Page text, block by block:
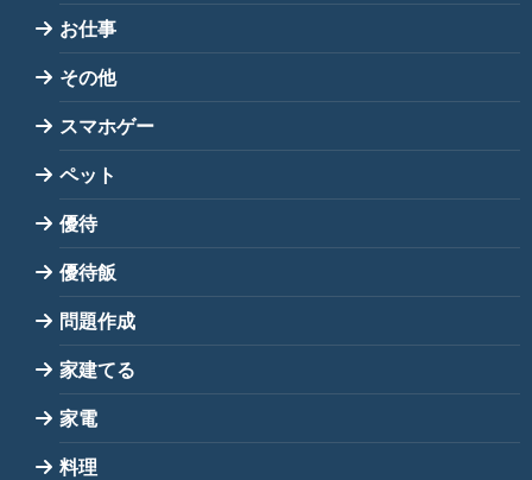
お仕事
その他
スマホゲー
ペット
優待
優待飯
問題作成
家建てる
家電
料理